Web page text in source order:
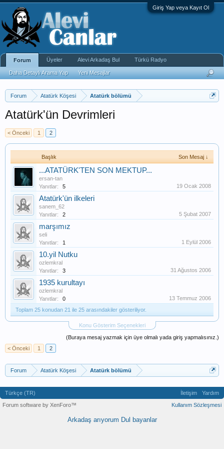
Giriş Yap veya Kayıt Ol
Forum Atatürk Köşesi Atatürk bölümü
Atatürk'ün Devrimleri
< Önceki 1 2
Başlık Son Mesaj ↓
...ATATÜRK'TEN SON MEKTUP...
ersan-tan
Yanıtlar:
5 19 Ocak 2008
Atatürk'ün ilkeleri
sanem_62
Yanıtlar:
2 5 Şubat 2007
marşımız
seli
Yanıtlar:
1 1 Eylül 2006
10.yil Nutku
ozlemkral
Yanıtlar:
3 31 Ağustos 2006
1935 kurultayı
ozlemkral
Yanıtlar:
0
13 Temmuz 2006
Toplam 25 konudan 21 ile 25 arasındakiler gösteriliyor.
Konu Gösterim Seçenekleri
(Buraya mesaj yazmak için üye olmalı yada giriş yapmalısınız.)
< Önceki
1 2
Forum Atatürk Köşesi Atatürk bölümü
Forum
Daha Detaylı Arama Yap Yeni Mesajlar
Üyeler Alevi Arkadaş Bul Türkü Radyo
Türkçe (TR) İletişim
Yardım
Kullanım Sözleşmesi
Forum software by XenForo™
Arkadaş arıyorum Dul bayanlar